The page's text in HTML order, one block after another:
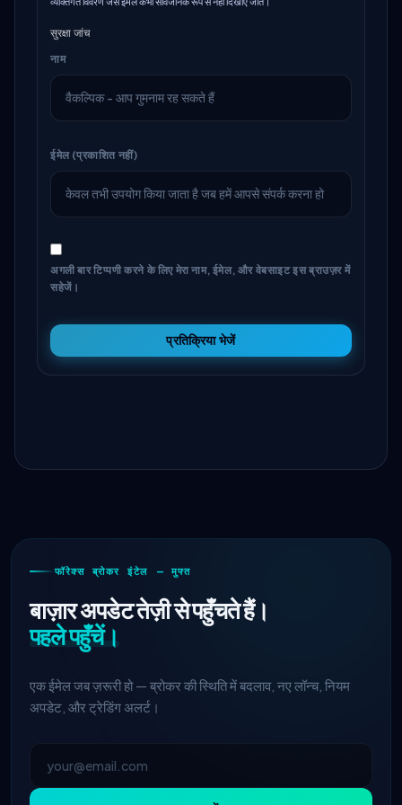
सुरक्षा जांच
नाम
ईमेल (प्रकाशित नहीं)
अगली बार टिप्पणी करने के लिए मेरा नाम, ईमेल, और वेबसाइट इस ब्राउज़र में
सहेजें।
प्रतिक्रिया भेजें
फॉरेक्स ब्रोकर इंटेल — मुफ्त
बाज़ार अपडेट तेज़ी से पहुँचते हैं।
पहले पहुँचें।
एक ईमेल जब ज़रूरी हो — ब्रोकर की स्थिति में बदलाव, नए लॉन्च, नियम
अपडेट, और ट्रेडिंग अलर्ट।